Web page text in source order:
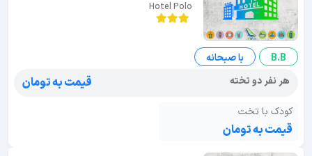
Hotel Polo
B.B
با صبحانه
هر نفر دو تخته
قیمت به تومان
کودک با تخت
قیمت به تومان